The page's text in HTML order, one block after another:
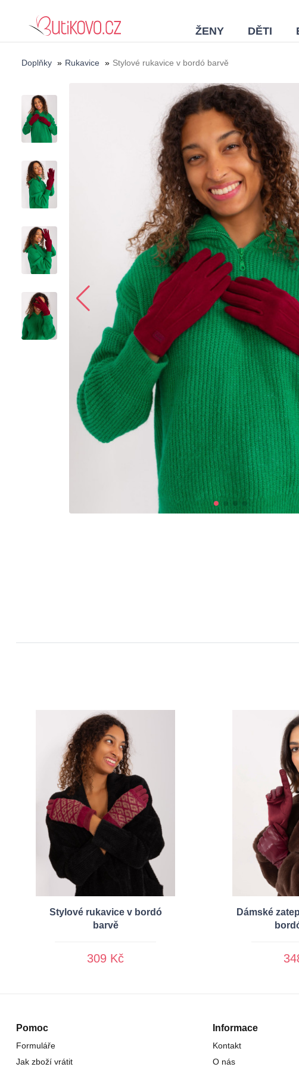
ŽENY DĚTI
Doplňky » Rukavice » Stylové rukavice v bordó barvě
Stylové rukavice v bordó
barvě
309 Kč
Dámské
Pomoc
Formuláře
Jak zboží vrátit
Informace
Kontakt
O nás